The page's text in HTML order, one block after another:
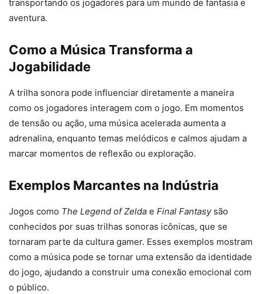
transportando os jogadores para um mundo de fantasia e
aventura.
Como a Música Transforma a
Jogabilidade
A trilha sonora pode influenciar diretamente a maneira
como os jogadores interagem com o jogo. Em momentos
de tensão ou ação, uma música acelerada aumenta a
adrenalina, enquanto temas melódicos e calmos ajudam a
marcar momentos de reflexão ou exploração.
Exemplos Marcantes na Indústria
Jogos como The Legend of Zelda e Final Fantasysão
conhecidos por suas trilhas sonoras icônicas, que se
tornaram parte da cultura gamer. Esses exemplos mostram
como a música pode se tornar uma extensão da identidade
do jogo, ajudando a construir uma conexão emocional com
o público.